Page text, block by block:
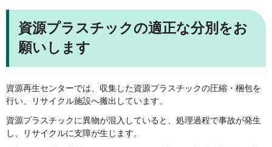
資源プラスチックの適正な分別をお
願いします
資源再生センターでは、収集した資源プラスチックの圧縮・梱包を
行い、リサイクル施設へ搬出しています。
資源プラスチックに異物が混入していると、処理過程で事故が発生
し、リサイクルに支障が生じます。